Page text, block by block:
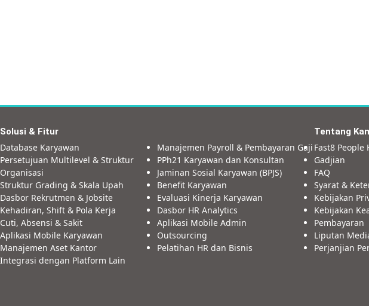
Solusi & Fitur
Database Karyawan
Persetujuan Multilevel & Struktur
Organisasi
Struktur Grading & Skala Upah
Dasbor Rekrutmen & Jobsite
Kehadiran, Shift & Pola Kerja
Cuti, Absensi & Sakit
Aplikasi Mobile Karyawan
Manajemen Aset Kantor
Integrasi dengan Platform Lain
Manajemen Payroll & Pembayaran Gaji
PPh21 Karyawan dan Konsultan
Jaminan Sosial Karyawan (BPJS)
Benefit Karyawan
Evaluasi Kinerja Karyawan
Dasbor HR Analytics
Aplikasi Mobile Admin
Outsourcing
Pelatihan HR dan Bisnis
Tentang
Fast8 People
Gadjian
FAQ
Syarat &
Kebijakan
Kebijakan
Pembayaran
Liputan
Perjanjian